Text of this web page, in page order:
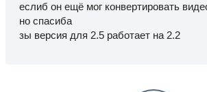
еслиб он ещё мог конвертировать
но спасиба
зы версия для 2.5 работает на 2.2